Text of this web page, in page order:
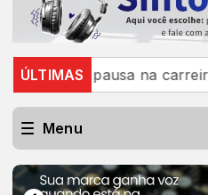
ÚLTIMAS
pausa na carreira para
Menu